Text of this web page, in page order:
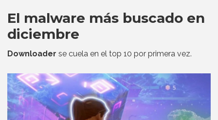
El malware más buscado en
diciembre
Downloader se cuela en el top 10 por primera vez.